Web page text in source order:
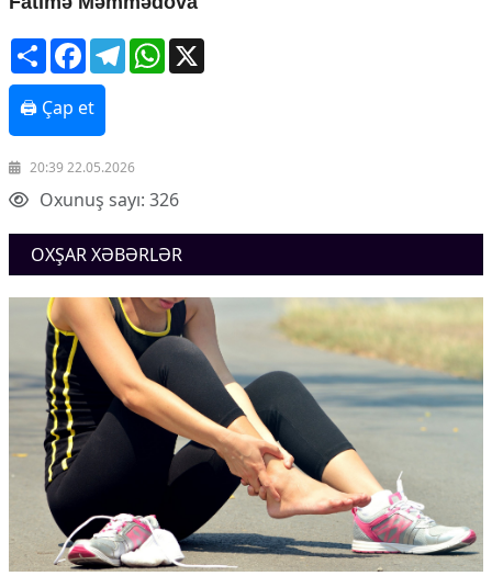
ShareFacebookTelegramWhatsApp
🖨 Çap et
20:39 22.05.2026
Oxunuş sayı: 326
OXŞAR XƏBƏRLƏR